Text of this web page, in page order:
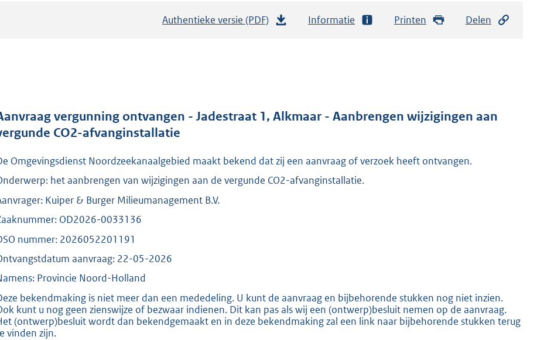
Authentieke versie (PDF)
d
r
o
8
K
Informatie Printen Delen
vergunning ontvangen - Jadestraat 1, Alkmaar - Aanbrengen wijzigingen aan
CO2-afvanginstallatie
Omgevingsdienst Noordzeekanaalgebied maakt bekend dat zij een aanvraag of verzoek heeft ontvangen.
het aanbrengen van wijzigingen aan de vergunde CO2-afvanginstallatie.
Kuiper & Burger Milieumanagement B.V.
OD2026-0033136
nummer: 2026052201191
aanvraag: 22-05-2026
Provincie Noord-Holland
bekendmaking is niet meer dan een mededeling. U kunt de aanvraag en bijbehorende stukken nog niet inzien.
kunt u nog geen zienswijze of bezwaar indienen. Dit kan pas als wij een (ontwerp)besluit nemen op de aanvraag.
(ontwerp)besluit wordt dan bekendgemaakt en in deze bekendmaking zal een link naar bijbehorende stukken terug
vinden zijn.